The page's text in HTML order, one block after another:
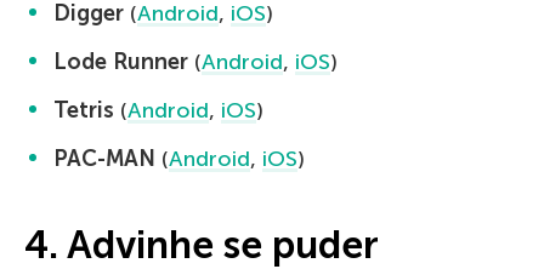
Digger (Android, iOS)
Lode Runner (Android, iOS)
Tetris (Android, iOS)
PAC-MAN (Android, iOS)
4. Advinhe se puder